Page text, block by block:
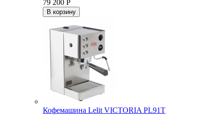
79 200 Р
В корзину
Кофемашина Lelit VICTORIA PL91T